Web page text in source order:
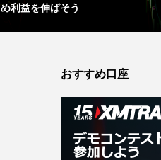
め利益を伸ばそう
おすすめ口座